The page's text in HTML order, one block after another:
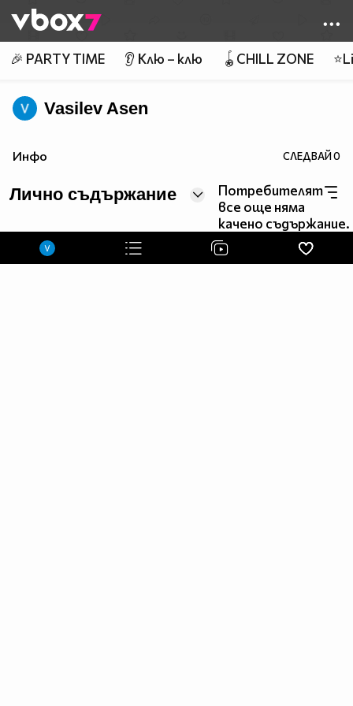
👾
🎉 PARTY TIME 👂 Клю – клю 🪀CHILL ZONE
Vasilev Asen
Инфо СЛЕДВАЙ0
Лично съдържание
Потребителят
все още няма
качено съдържание.